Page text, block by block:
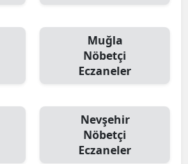
Muğla
Nöbetçi
Eczaneler
Nevşehir
Nöbetçi
Eczaneler